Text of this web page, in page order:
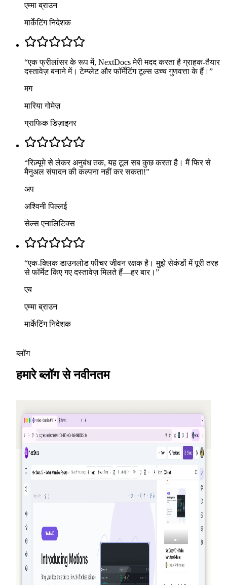
एम्मा ब्राउन
मार्केटिंग निदेशक
“एक फ्रीलांसर के रूप में, NextDocs मेरी मदद करता है ग्राहक-तैयार
दस्तावेज़ बनाने में। टेम्प्लेट और फॉर्मेटिंग टूल्स उच्च गुणवत्ता के हैं। ”
मग
मारिया गोमेज़
ग्राफिक डिज़ाइनर
“रिज़्यूमे से लेकर अनुबंध तक, यह टूल सब कुछ करता है। मैं फिर से
मैनुअल संपादन की कल्पना नहीं कर सकता!”
अप
अश्विनी पिल्लई
सेल्स एनालिटिक्स
“एक-क्लिक डाउनलोड फीचर जीवन रक्षक है। मुझे सेकंडों में पूरी तरह
से फॉर्मेट किए गए दस्तावेज़ मिलते हैं—हर बार। ”
एब
एम्मा ब्राउन
मार्केटिंग निदेशक
ब्लॉग
हमारे ब्लॉग से नवीनतम
दोस्तों को रेफर करें, क्रेडिट कमाएं — NextDocs v1.10
एक नया रेफरल प्रोग्राम जो हर बार जब कोई साइन अप करता है तो
आपको (और आपके दोस्त) क्रेडिट देता है — महीने में अधिकतम $50
तक। साथ में एक सार्वजनिक ऑफ़र्स पेज, Pro+ और Ultra के लिए
प्रीमियम मॉडल, और AI Memory पर एक संक्षिप्त पुनरावलोकन।
अधिक पढ़ें
सच्चे एजेंटिक: कैसे NextDocs आपके दस्तावेज़ और
प्रस्तुतियों को बनाता है, सत्यापित करता है, और सुधारता है
NextDocs अब केवल उत्पन्न करने और सर्वोत्तम की आशा करने वाला